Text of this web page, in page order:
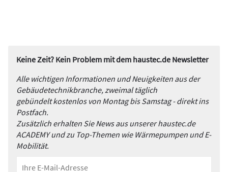
Keine Zeit? Kein Problem mit dem haustec.de Newsletter
Alle wichtigen Informationen und Neuigkeiten aus der
Gebäudetechnikbranche, zweimal täglich
gebündelt kostenlos von Montag bis Samstag - direkt ins
Postfach.
Zusätzlich erhalten Sie News aus unserer haustec.de
ACADEMY und zu Top-Themen wie Wärmepumpen und E-
Mobilität.